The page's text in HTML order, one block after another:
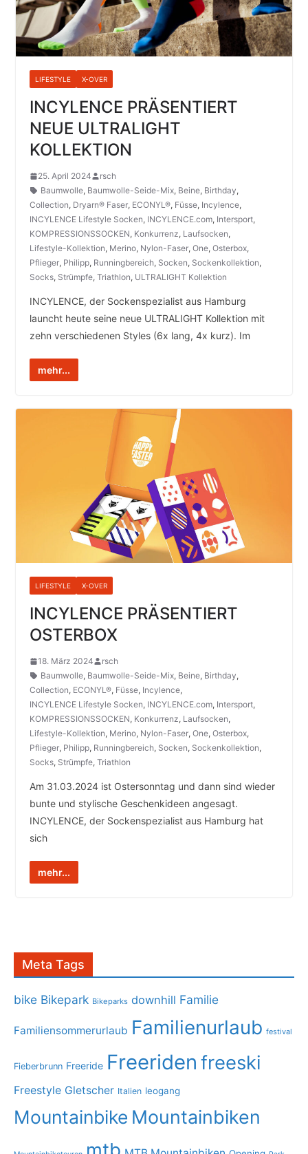
LIFESTYLE X-OVER
INCYLENCE PRÄSENTIERT
NEUE ULTRALIGHT
KOLLEKTION
25. April 2024
rsch
Baumwolle, Baumwolle-Seide-Mix, Beine, Birthday,
Collection, Dryarn® Faser, ECONYL®, Füsse, Incylence,
INCYLENCE Lifestyle Socken, INCYLENCE.com, Intersport,
KOMPRESSIONSSOCKEN, Konkurrenz, Laufsocken,
Lifestyle-Kollektion, Merino, Nylon-Faser, One, Osterbox,
Pflieger, Philipp, Runningbereich, Socken, Sockenkollektion,
Socks, Strümpfe, Triathlon, ULTRALIGHT Kollektion
INCYLENCE, der Sockenspezialist aus Hamburg
launcht heute seine neue ULTRALIGHT Kollektion mit
zehn verschiedenen Styles (6x lang, 4x kurz). Im
mehr...
LIFESTYLE X-OVER
INCYLENCE PRÄSENTIERT
OSTERBOX
18. März 2024
rsch
Baumwolle, Baumwolle-Seide-Mix, Beine, Birthday,
Collection, ECONYL®, Füsse, Incylence,
INCYLENCE Lifestyle Socken, INCYLENCE.com, Intersport,
KOMPRESSIONSSOCKEN, Konkurrenz, Laufsocken,
Lifestyle-Kollektion, Merino, Nylon-Faser, One, Osterbox,
Pflieger, Philipp, Runningbereich, Socken, Sockenkollektion,
Socks, Strümpfe, Triathlon
Am 31.03.2024 ist Ostersonntag und dann sind wieder
bunte und stylische Geschenkideen angesagt.
INCYLENCE, der Sockenspezialist aus Hamburg hat
sich
mehr...
Meta Tags
bike Bikepark Bikeparks downhill Familie
Familiensommerurlaub Familienurlaub festival
Fieberbrunn Freeride Freeriden freeski
Freestyle Gletscher Italien leogang
Mountainbike Mountainbiken